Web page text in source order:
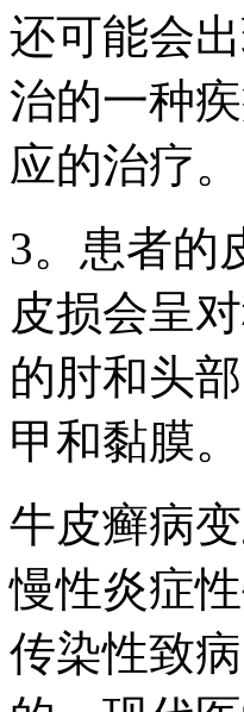
还可能会
治的一种
应的治疗。
3。患者的
皮损会呈
的肘和头
甲和黏膜。
牛皮癣病
慢性炎症
传染性致